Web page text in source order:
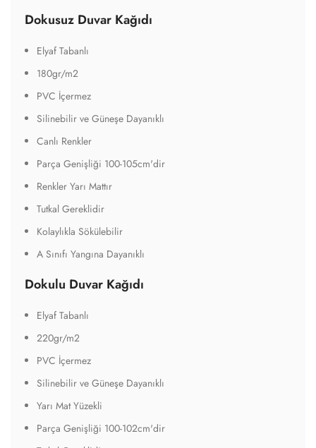
Dokusuz Duvar Kağıdı
Elyaf Tabanlı
180gr/m2
PVC İçermez
Silinebilir ve Güneşe Dayanıklı
Canlı Renkler
Parça Genişliği 100-105cm'dir
Renkler Yarı Mattır
Tutkal Gereklidir
Kolaylıkla Sökülebilir
A Sınıfı Yangına Dayanıklı
Dokulu Duvar Kağıdı
Elyaf Tabanlı
220gr/m2
PVC İçermez
Silinebilir ve Güneşe Dayanıklı
Yarı Mat Yüzekli
Parça Genişliği 100-102cm'dir